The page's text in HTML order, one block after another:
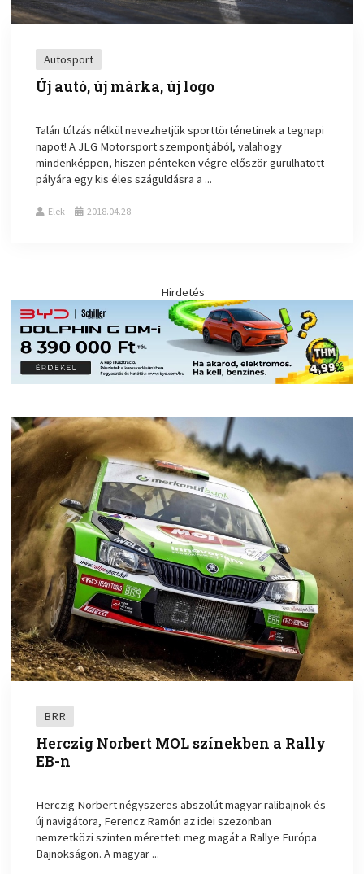
Autosport
Új autó, új márka, új logo
Talán túlzás nélkül nevezhetjük sporttörténetinek a tegnapi
napot! A JLG Motorsport szempontjából, valahogy
mindenképpen, hiszen pénteken végre először gurulhatott
pályára egy kis éles száguldásra a ...
Elek 2018.04.28.
Hirdetés
BRR
Herczig Norbert MOL színekben a Rally
EB-n
Herczig Norbert négyszeres abszolút magyar ralibajnok és
új navigátora, Ferencz Ramón az idei szezonban
nemzetközi szinten méretteti meg magát a Rallye Európa
Bajnokságon. A magyar ...